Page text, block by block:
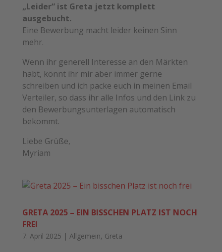
„Leider“ ist Greta jetzt komplett
ausgebucht.
Eine Bewerbung macht leider keinen Sinn
mehr.
Wenn ihr generell Interesse an den Märkten
habt, könnt ihr mir aber immer gerne
schreiben und ich packe euch in meinen Email
Verteiler, so dass ihr alle Infos und den Link zu
den Bewerbungsunterlagen automatisch
bekommt.
Liebe Grüße,
Myriam
GRETA 2025 – EIN BISSCHEN PLATZ IST NOCH
FREI
7. April 2025 | Allgemein, Greta